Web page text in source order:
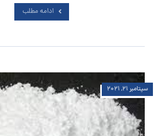
ادامه مطلب
سپتامبر ۲۱, ۲۰۲۱